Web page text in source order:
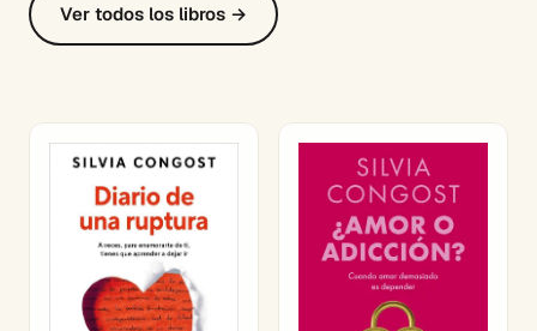
Ver todos los libros →